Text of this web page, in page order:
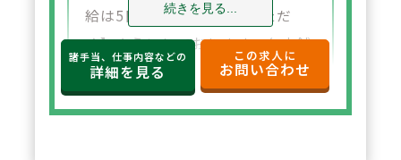
給は5日は必ず消化していただ
く】ようにしております。各店舗
ごとの人数配置を行っておりま
す。具体的には、残業時間を含め
続きを見る...
諸手当、仕事内容などの
詳細を見る
この求人に
お問い合わせ